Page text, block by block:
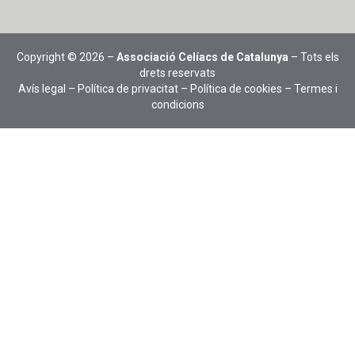
Copyright © 2026 – Associació Celíacs de Catalunya – Tots els
drets reservats
Avís legal – Política de privacitat– Política de cookies – Termes i
condicions